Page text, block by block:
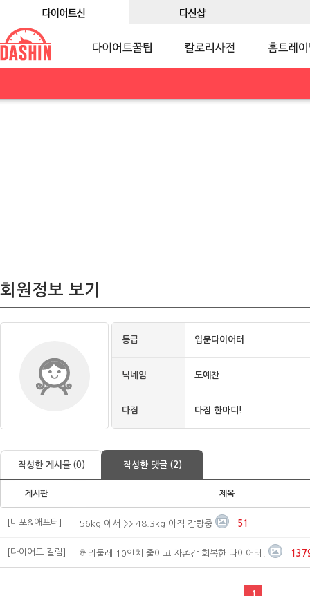
회원정보 보기
등급 입문다이어터
닉네임 도예찬
다짐 다짐 한마디!
작성한 게시물 (0) 작성한 댓글 (2)
게시판 제목
[비포&애프터] 56kg 에서 >> 48.3kg 아직 감량중 51
[다이어트 칼럼] 허리둘레 10인치 줄이고 자존감 회복한 다이어터!
1